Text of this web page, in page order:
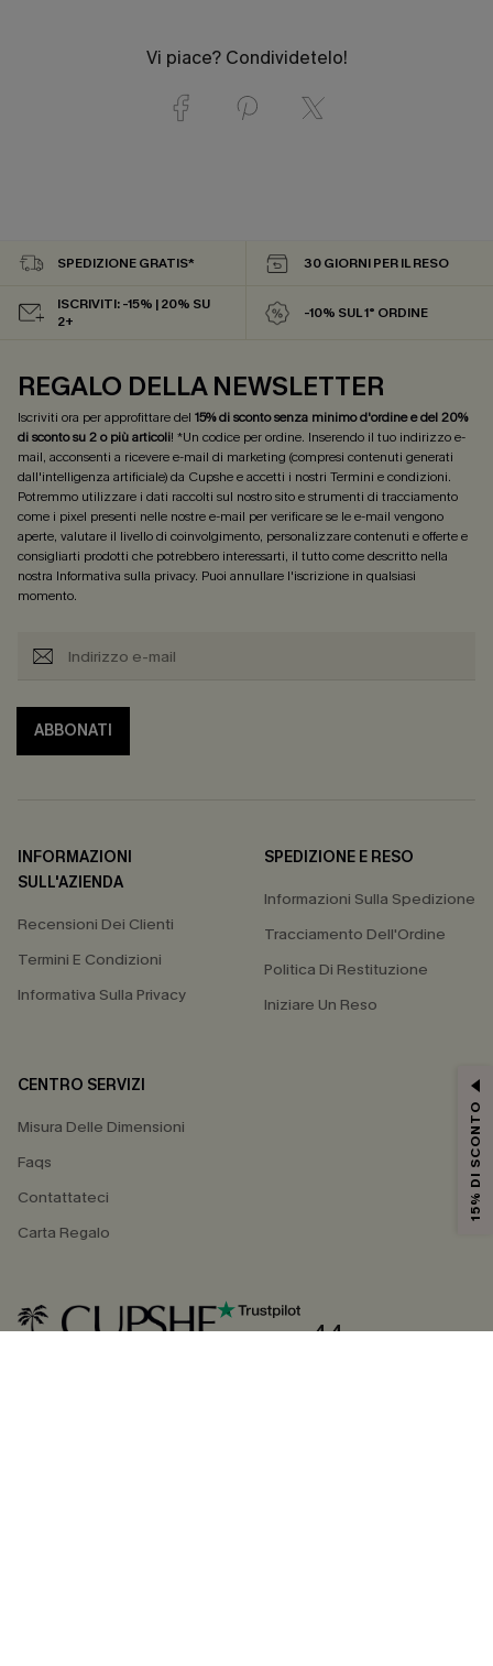
Vi piace? Condividetelo!
SPEDIZIONE GRATIS* 30 GIORNI PER IL RESO
ISCRIVITI: -15% | 20% SU
2+
-10% SUL 1° ORDINE
REGALO DELLA NEWSLETTER
Iscriviti ora per approfittare del 15% di sconto senza minimo d'ordine e del 20%
di sconto su 2 o più articoli! *Un codice per ordine. Inserendo il tuo indirizzo e-
mail, acconsenti a ricevere e-mail di marketing (compresi contenuti generati
dall'intelligenza artificiale) da Cupshe e accetti i nostri Termini e condizioni.
Potremmo utilizzare i dati raccolti sul nostro sito e strumenti di tracciamento
come i pixel presenti nelle nostre e-mail per verificare se le e-mail vengono
aperte, valutare il livello di coinvolgimento, personalizzare contenuti e offerte e
consigliarti prodotti che potrebbero interessarti, il tutto come descritto nella
nostra Informativa sulla privacy. Puoi annullare l'iscrizione in qualsiasi
momento.
ABBONATI
INFORMAZIONI
SULL'AZIENDA
Recensioni Dei Clienti
Termini E Condizioni
Informativa Sulla Privacy
SPEDIZIONE E RESO
Informazioni Sulla Spedizione
Tracciamento Dell'Ordine
Politica Di Restituzione
Iniziare Un Reso
CENTRO SERVIZI
Misura Delle Dimensioni
Faqs
Contattateci
Carta Regalo
4.4
15% DI SCONTO